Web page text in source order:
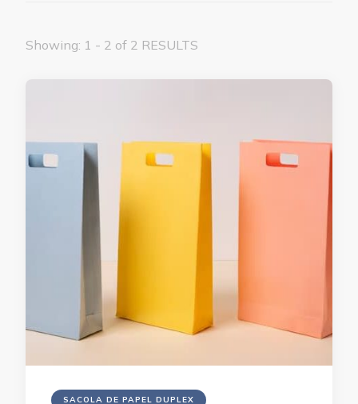
Showing: 1 - 2 of 2 RESULTS
SACOLA DE PAPEL DUPLEX